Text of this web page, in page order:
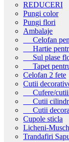
REDUCERI
Pungi color
Pungi flori
Ambalaje
Celofan
Hartie
Sul plase
Tapet
Celofan 2 fete
Cutii
Cufere/cutii
Cutii
Cutii
Cupole sticla
Licheni-
Trandafiri